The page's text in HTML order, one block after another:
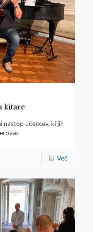
kitare
nastop učencev, ki jih
Več